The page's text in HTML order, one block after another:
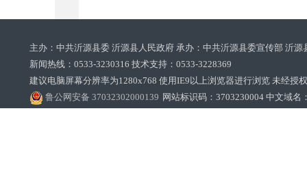
主办：中共沂源县委 沂源县人民政府 承办：中共沂源县委宣传部 沂
新闻热线：0533-3230316 技术支持：0533-3228369‌‌
建议电脑屏幕分辨率为1280x768 使用IE9以上浏览器进行浏览 未经授
鲁公网安备 37032302000139 网站标识码：3703230004 中文域名